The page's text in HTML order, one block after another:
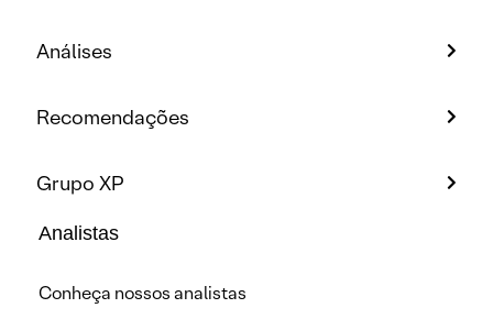
Análises
Recomendações
Grupo XP
Analistas
Conheça nossos analistas